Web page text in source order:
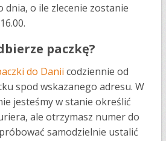
dnia, o ile zlecenie zostanie
paczkę?
do Danii codziennie od
spod wskazanego adresu. W
jesteśmy w stanie określić
ale otrzymasz numer do
samodzielnie ustalić